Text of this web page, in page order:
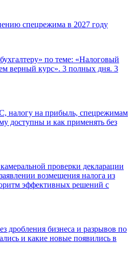
спецрежима в 2027 году
по теме: «Налоговый
верный курс». 3 полных дня. 3
налогу на прибыль, спецрежимам
доступны и как применять без
проверки декларации
возмещения налога из
эффективных решений с
дробления бизнеса и разрывов по
и какие новые появились в